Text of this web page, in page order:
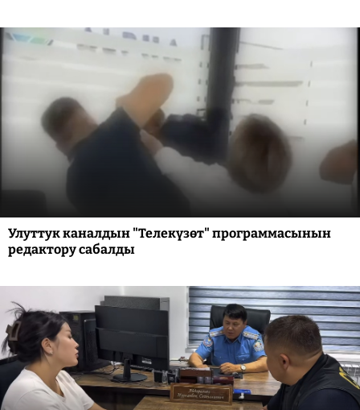
Улуттук каналдын "Телекүзөт" программасынын
редактору сабалды